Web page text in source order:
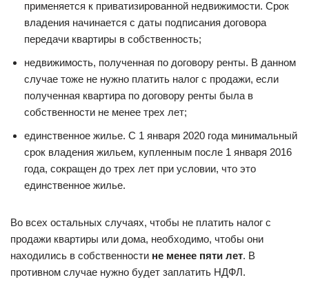
применяется к приватизированной недвижимости. Срок
владения начинается с даты подписания договора
передачи квартиры в собственность;
недвижимость, полученная по договору ренты. В данном
случае тоже не нужно платить налог с продажи, если
полученная квартира по договору ренты была в
собственности не менее трех лет;
единственное жилье. С 1 января 2020 года минимальный
срок владения жильем, купленным после 1 января 2016
года, сокращен до трех лет при условии, что это
единственное жилье.
Во всех остальных случаях, чтобы не платить налог с
продажи квартиры или дома, необходимо, чтобы они
находились в собственности не менее пяти лет. В
противном случае нужно будет заплатить НДФЛ.